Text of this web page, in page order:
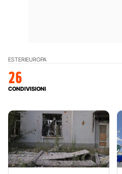
ESTERIEUROPA
26
CONDIVISIONI